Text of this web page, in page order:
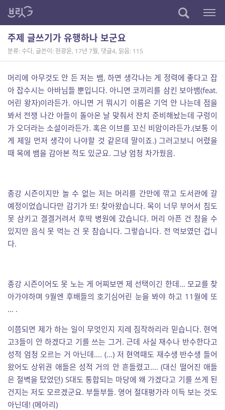
주제 글쓰기가 유행하나 보군요
분류: 수다, 글쓴이: 현광윤, 17년 7월, 댓글4, 읽음: 115
머리에 아무것도 안 든 저는 뱀, 하면 생각나는 게 정력에 좋다고 잡
아 잡수시는 아바님들 뿐입니다. 아니면 코끼리를 삼킨 보아뱀(feat.
어린 왕자)이라든가. 아니면 거 뭐시기 이름은 기억 안 나는데 점을
봐서 전쟁 나간 아들이 돌아온 날 맞춰서 잔치 준비해놨는데 구렁이
가 오더라는 소설이라든가. 혹은 이브를 꼬신 비암이라든가.(보통 이
게 제일 먼저 생각이 나야할 것 같은데 말이죠.) 그러고보니 어렸을
때 목에 뱀을 감아본 적도 있군요. 그냥 엄청 차가웠음.
종강 시즌이지만 놀 수 없는 저는 머리를 간만에 깎고 도서관에 갈
예정이었습니다만 감기가 또! 찾아왔습니다. 목이 너무 부어서 침도
못 삼키고 겔겔거려서 후딱 병원에 갔습니다. 머리 아픈 건 참을 수
있지만 음식 못 먹는 건 못 참습니다. 그렇습니다. 전 먹보였던 겁니
다.
종강 시즌이어도 못 노는 게 어찌보면 제 선택이긴 한데… 모교를 찾
아가야하며 9월엔 후배들의 호기심어린 눈을 봐야 하고 11월에 또
… .
이쯤되면 제가 하는 일이 무엇인지 지레 짐작하리라 믿습니다. 현역
고3들이 안 하겠다고 기를 쓰는 그거. 근데 사실 재수나 반수한다고
성적 엄청 오르는 거 아닌데…. (…) 저 현역때도 재수생 반수생 들어
왔어도 상위권 애들은 성적 거의 안 흔들렸고…. (대신 떨어진 애들
은 절벽을 탔었던) S대도 통합되는 마당에 왜 가겠다고 기를 쓰게 된
건지는 저도 모르겠군요. 부들부들. 영어 절대평가라 이득 보는 것도
아닌데! (메아리)